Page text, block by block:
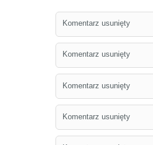
Komentarz usunięty
Komentarz usunięty
Komentarz usunięty
Komentarz usunięty